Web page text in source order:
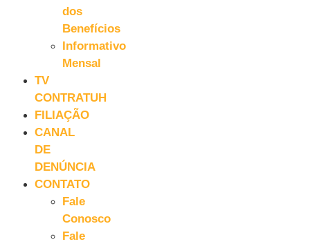
dos
Benefícios
Informativo
Mensal
TV
CONTRATUH
FILIAÇÃO
CANAL
DE
DENÚNCIA
CONTATO
Fale
Conosco
Fale